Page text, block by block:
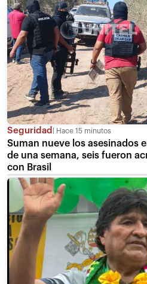
Seguridad Hace 15 minutos
Suman nueve los asesinados
de una semana, seis fueron
con Brasil